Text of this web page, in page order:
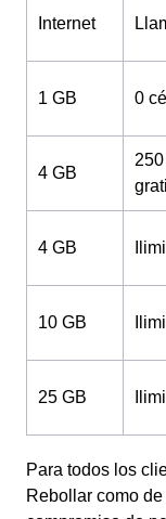
Internet
1 GB 0
4 GB
4 GB
10 GB
25 GB
Para todos los
Rebollar como